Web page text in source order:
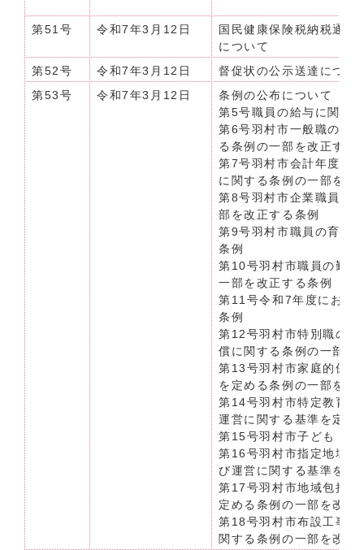
第51号 令和7年3月12日
国民健康保険税納税通
について
第52号
令和7年3月12日
督促状の公示送達につ
第53号
令和7年3月12日
条例の公布について（
第5号職員の給与に関す
第6号羽村市一般職の任
る条例の一部を改正する
第7号羽村市会計年度任
に関する条例の一部を改
第8号羽村市企業職員の
部を改正する条例
第9号羽村市職員の育児
条例
第10号羽村市職員の勤
一部を改正する条例
第11号令和7年度におけ
条例
第12号羽村市特別職の
償に関する条例の一部を
第13号羽村市家庭的保
を定める条例の一部を改
第14号羽村市特定教育
運営に関する基準を定め
第15号羽村市子ども・
第16号羽村市指定地域
び運営に関する基準を定
第17号羽村市地域包括
定める条例の一部を改正
第18号羽村市布設工事
関する条例の一部を改正